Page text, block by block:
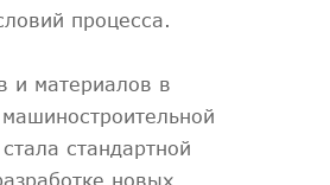
процесса.
и материалов в
стандартной
новых